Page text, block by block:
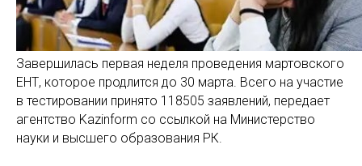
Завершилась первая неделя проведения мартовского
ЕНТ, которое продлится до 30 марта. Всего на участие
в тестировании принято 118505 заявлений, передает
агентство Kazinform со ссылкой на Министерство
науки и высшего образования РК.